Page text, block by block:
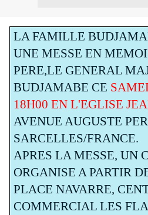
LA FAMILLE
UNE MESSE EN
PERE,LE GENERAL
BUDJAMABE CE
18H00 EN L'EGLISE
AVENUE AUGUSTE
SARCELLES/FRANCE.
APRES LA MESSE, UN
ORGANISE A PARTIR
PLACE NAVARRE,
COMMERCIAL LES